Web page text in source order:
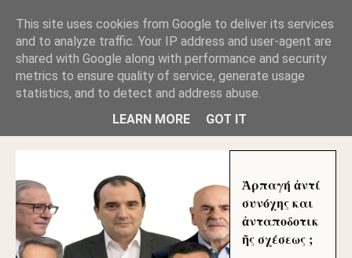
ΑΥΤΟΧΘΟΝΕΣ ΜΟΥ ΕΚΛΕΙΣΑΝ ΤΑ ΣΟΣΙΑΛ ΚΑΙ
ΦΙΜΩΣΑΝ ΤΟ SITE. ΟΙ ΧΙΛΙΑΔΕΣ ΜΙΚΡΟΕΠΕΝΔΥΤΕΣ
ΕΠΕΝΔΥΣΑΤΕ ΓΙΑ ΛΕΗΛΑΣΙΑ ΚΑΙ ΕΓΚΛΗΜΑ ?
ΓΛΥΦΑΔΑ WEB |ΟΙ ΜΕΓΑΛΟΙ ΚΛΕΠΤΑΙ ΑΠΟ ΤΟ
ΜΙΚΡΟΝ ΑΠΑΓΟΥΣΙ
Ἁρπαγή ἀντί
συνόχης και
ἀνταποδοτικ
ῆς σχέσεως ;
This site uses cookies from Google to deliver its services
and to analyze traffic. Your IP address and user-agent are
shared with Google along with performance and security
metrics to ensure quality of service, generate usage
statistics, and to detect and address abuse.
LEARN MORE
GOT IT